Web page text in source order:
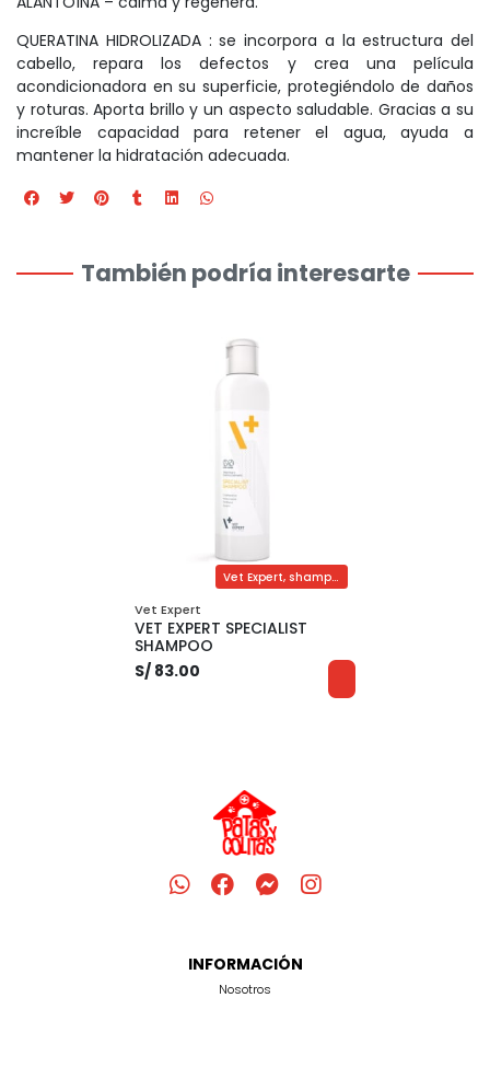
QUERATINA HIDROLIZADA : se incorpora a la estructura del
cabello, repara los defectos y crea una película
acondicionadora en su superficie, protegiéndolo de daños
y roturas. Aporta brillo y un aspecto saludable. Gracias a su
increíble capacidad para retener el agua, ayuda a
mantener la hidratación adecuada.
También podría interesarte
Vet Expert, shampoo medicado con clorhexidina y ketoconazol de uso veterinario
Vet Expert
VET EXPERT SPECIALIST
SHAMPOO
S/ 83.00
INFORMACIÓN
Nosotros